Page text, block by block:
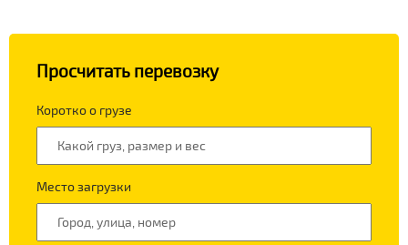
Просчитать перевозку
Коротко о грузе
Место загрузки